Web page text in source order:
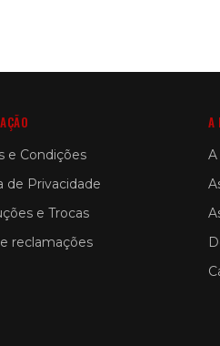
e Condições
de Privacidade
e Trocas
reclamações
A